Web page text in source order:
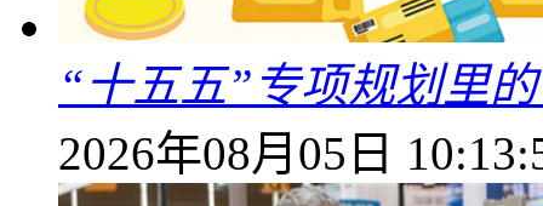
“十五五”专项规划里
2026年08月05日